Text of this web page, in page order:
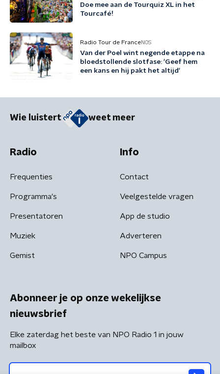
Doe mee aan de Tourquiz XL in het
Tourcafé!
Radio Tour de FranceNOS
Van der Poel wint negende etappe na
bloedstollende slotfase: 'Geef hem
een kans en hij pakt het altijd'
Wie luistert weet meer
Radio
Frequenties
Programma's
Presentatoren
Muziek
Gemist
Info
Contact
Veelgestelde vragen
App de studio
Adverteren
NPO Campus
Abonneer je op onze wekelijkse
nieuwsbrief
Elke zaterdag het beste van NPO Radio 1 in jouw
mailbox